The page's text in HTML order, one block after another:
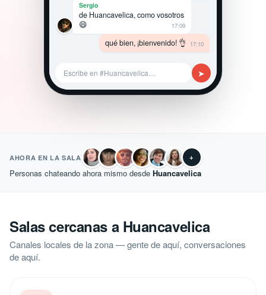
Sergio
de Huancavelica, como vosotros
😄
17:09
qué bien, ¡bienvenido! 👌 17:10
Escribe en #Huancavelica… ➤
AHORA EN LA SALA +
Personas chateando ahora mismo desde Huancavelica
Salas cercanas a Huancavelica
Canales locales de la zona — gente de aquí, conversaciones
de aquí.